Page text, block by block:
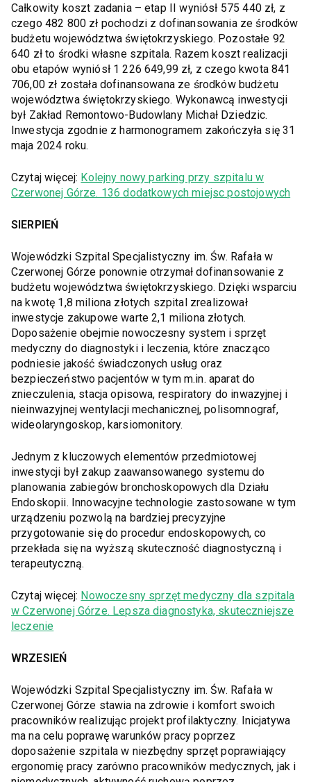
Całkowity koszt zadania – etap II wyniósł 575 440 zł, z
czego 482 800 zł pochodzi z dofinansowania ze środków
budżetu województwa świętokrzyskiego. Pozostałe 92
640 zł to środki własne szpitala. Razem koszt realizacji
obu etapów wyniósł 1 226 649,99 zł, z czego kwota 841
706,00 zł została dofinansowana ze środków budżetu
województwa świętokrzyskiego. Wykonawcą inwestycji
był Zakład Remontowo-Budowlany Michał Dziedzic.
Inwestycja zgodnie z harmonogramem zakończyła się 31
maja 2024 roku.
Czytaj więcej: Kolejny nowy parking przy szpitalu w
Czerwonej Górze. 136 dodatkowych miejsc postojowych
SIERPIEŃ
Wojewódzki Szpital Specjalistyczny im. Św. Rafała w
Czerwonej Górze ponownie otrzymał dofinansowanie z
budżetu województwa świętokrzyskiego. Dzięki wsparciu
na kwotę 1,8 miliona złotych szpital zrealizował
inwestycje zakupowe warte 2,1 miliona złotych.
Doposażenie obejmie nowoczesny system i sprzęt
medyczny do diagnostyki i leczenia, które znacząco
podniesie jakość świadczonych usług oraz
bezpieczeństwo pacjentów w tym m.in. aparat do
znieczulenia, stacja opisowa, respiratory do inwazyjnej i
nieinwazyjnej wentylacji mechanicznej, polisomnograf,
wideolaryngoskop, karsiomonitory.
Jednym z kluczowych elementów przedmiotowej
inwestycji był zakup zaawansowanego systemu do
planowania zabiegów bronchoskopowych dla Działu
Endoskopii. Innowacyjne technologie zastosowane w tym
urządzeniu pozwolą na bardziej precyzyjne
przygotowanie się do procedur endoskopowych, co
przekłada się na wyższą skuteczność diagnostyczną i
terapeutyczną.
Czytaj więcej: Nowoczesny sprzęt medyczny dla szpitala
w Czerwonej Górze. Lepsza diagnostyka, skuteczniejsze
leczenie
WRZESIEŃ
Wojewódzki Szpital Specjalistyczny im. Św. Rafała w
Czerwonej Górze stawia na zdrowie i komfort swoich
pracowników realizując projekt profilaktyczny. Inicjatywa
ma na celu poprawę warunków pracy poprzez
doposażenie szpitala w niezbędny sprzęt poprawiający
ergonomię pracy zarówno pracowników medycznych, jak i